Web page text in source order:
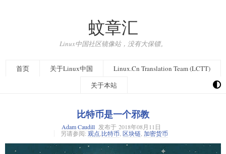
蚊章汇
Linux中国社区镜像站，没有大保镖。
首页 关于Linux中国
Linux.Cn Translation Team (LCTT)
关于本站
比特币是一个邪教
Adam Caudill 发布于 2018年08月11日
另请参阅: 观点 比特币 区块链 加密货币